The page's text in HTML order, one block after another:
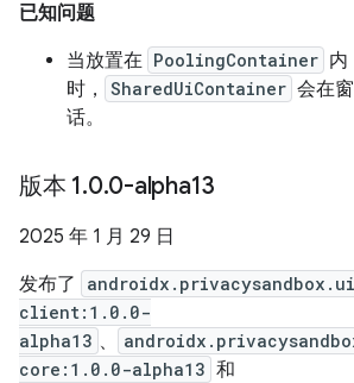
已知问题
当放置在 PoolingContainer 内
时，
SharedUiContainer 会在
话。
版本 1.0.0-alpha13
2025 年 1 月 29 日
发布了
client:1.0.0-
alpha13 、
core:1.0.0-alpha13 和